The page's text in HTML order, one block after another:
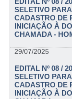
SELETIVO
CADASTRO DE
INICIAÇÃO À
CHAMADA -
29/07/2025
EDITAL Nº 08 /
SELETIVO
CADASTRO DE
INICIAÇÃO À